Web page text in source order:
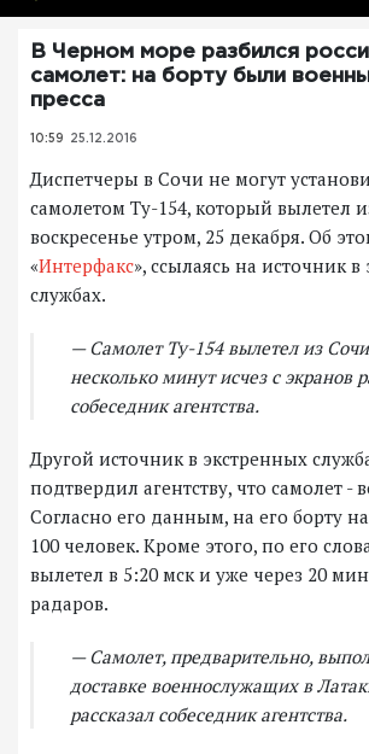
В Черном море разбился
самолет: на борту были
пресса
10:59 25.12.2016
Диспетчеры в Сочи не могут
самолетом Ту-154, который вылетел
воскресенье утром, 25 декабря. Об
«Интерфакс», ссылаясь на источник
службах.
— Самолет Ту-154 вылетел из
несколько минут исчез с экранов
собеседник агентства.
Другой источник в экстренных
подтвердил агентству, что самолет -
Согласно его данным, на его борту
100 человек. Кроме этого, по его
вылетел в 5:20 мск и уже через 20
радаров.
— Самолет, предварительно,
доставке военнослужащих в
рассказал собеседник агентства.